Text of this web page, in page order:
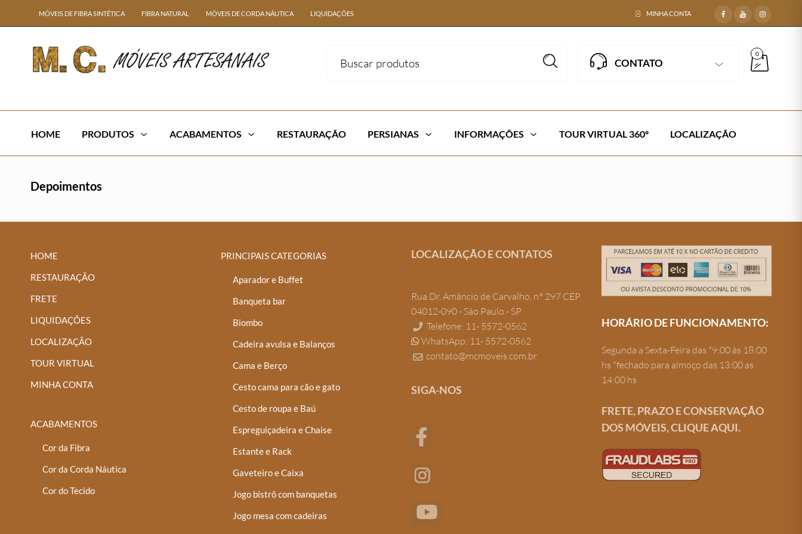
MÓVEIS DE FIBRA SINTÉTICA FIBRA NATURAL MÓVEIS DE CORDA NÁUTICA LIQUIDAÇÕES MINHA CONTA
CONTATO
0
HOME PRODUTOS ACABAMENTOS RESTAURAÇÃO PERSIANAS INFORMAÇÕES TOUR VIRTUAL 360º LOCALIZAÇÃO
Depoimentos
HOME
RESTAURAÇÃO
FRETE
LIQUIDAÇÕES
LOCALIZAÇÃO
TOUR VIRTUAL
MINHA CONTA
ACABAMENTOS
Cor da Fibra
Cor da Corda Náutica
Cor do Tecido
PRINCIPAIS CATEGORIAS
Aparador e Buffet
Banqueta bar
Biombo
Cadeira avulsa e Balanços
Cama e Berço
Cesto cama para cão e gato
Cesto de roupa e Baú
Espreguiçadeira e Chaise
Estante e Rack
Gaveteiro e Caixa
Jogo bistrô com banquetas
Jogo mesa com cadeiras
LOCALIZAÇÃO E CONTATOS
Rua Dr. Amâncio de Carvalho, n.º 297 CEP
04012-090 - São Paulo - SP
Telefone: 11- 5572-0562
WhatsApp: 11- 5572-0562
contato@mcmoveis.com.br
SIGA-NOS
HORÁRIO DE FUNCIONAMENTO:
Segunda a Sexta-Feira das *9:00 às 18:00
hs *fechado para almoço das 13:00 as
14:00 hs
FRETE, PRAZO E CONSERVAÇÃO
DOS MÓVEIS, CLIQUE AQUI.